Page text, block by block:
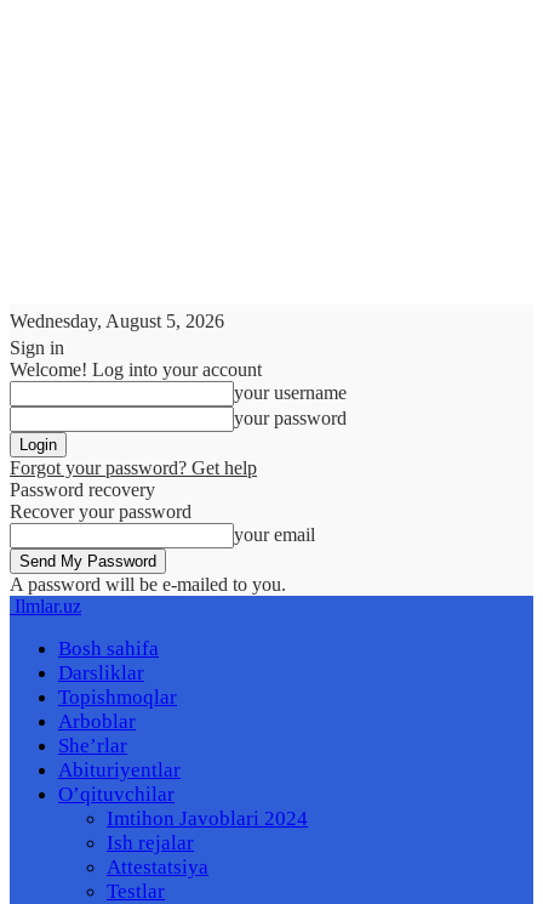
Wednesday, August 5, 2026
Sign in
Welcome! Log into your account
your username
your password
Forgot your password? Get help
Password recovery
Recover your password
your email
A password will be e-mailed to you.
Ilmlar.uz
Bosh sahifa
Darsliklar
Topishmoqlar
Arboblar
She’rlar
Abituriyentlar
O’qituvchilar
Imtihon Javoblari 2024
Ish rejalar
Attestatsiya
Testlar